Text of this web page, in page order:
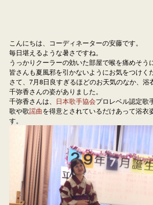
こんにちは、コーディネーターの安藤です。
毎日堪えるような暑さですね。
うっかりクーラーの効いた部屋で喉を痛めそう
皆さんも夏風邪を引かないようにお気をつけく
さて、7月8日良すぎるほどのお天気のなか、浴
千弥香さんの姿がありました。
千弥香さんは、
日本歌手協会プロレベル認定歌
歌や歌謡曲を得意とされているだけあって浴衣
す。